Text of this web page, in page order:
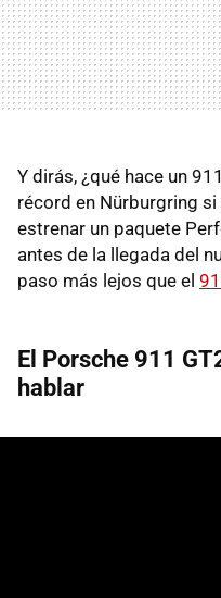
Y dirás, ¿qué hace un
récord en Nürburgring si
estrenar un paquete
antes de la llegada del
paso más lejos que el
El Porsche 911
hablar